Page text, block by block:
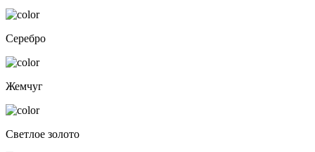
Серебро
Жемчуг
Светлое золото